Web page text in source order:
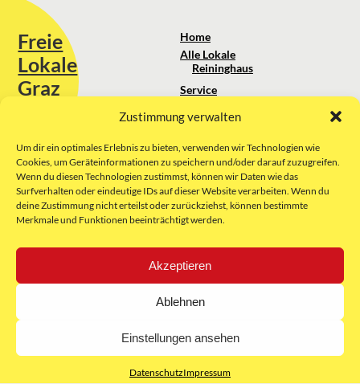
Zustimmung verwalten
Um dir ein optimales Erlebnis zu bieten, verwenden wir Technologien wie
Cookies, um Geräteinformationen zu speichern und/oder darauf zuzugreifen.
Wenn du diesen Technologien zustimmst, können wir Daten wie das
Surfverhalten oder eindeutige IDs auf dieser Website verarbeiten. Wenn du
deine Zustimmung nicht erteilst oder zurückziehst, können bestimmte
Merkmale und Funktionen beeinträchtigt werden.
Akzeptieren
Ablehnen
Einstellungen ansehen
DatenschutzImpressum
Freie
Lokale
Graz
Sie erreichen uns unter:
kontakt@freielokale-graz.at
Website by Rubikon Werbeagentur
GmbH
Home
Alle Lokale
Reininghaus
Service
Über uns
Impressum
AGB
Datenschutz
E-Mail